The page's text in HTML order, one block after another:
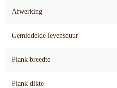
Afwerking
Gemiddelde levensduur
Plank breedte
Plank dikte